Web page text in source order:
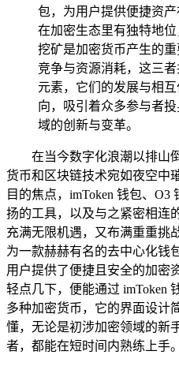
包，为用户提供便捷资
在加密生态里有独特地
挖矿是加密货币产生的
竞争与资源消耗，这三
元素，它们的发展与相
向，吸引着众多参与者
域的创新与变革。
在当今数字化浪潮以排山
货币和区块链技术宛如夜空中
目的焦点，imToken 钱包、
扬的工具，以及与之紧密相连
充满无限机遇，又布满重重挑
为一款赫赫有名的去中心化钱
用户提供了便捷且安全的加密
轻点几下，便能通过 imToken
多种加密货币，它的界面设计
懂，无论是初涉加密领域的新
者，都能在短时间内熟练上手。